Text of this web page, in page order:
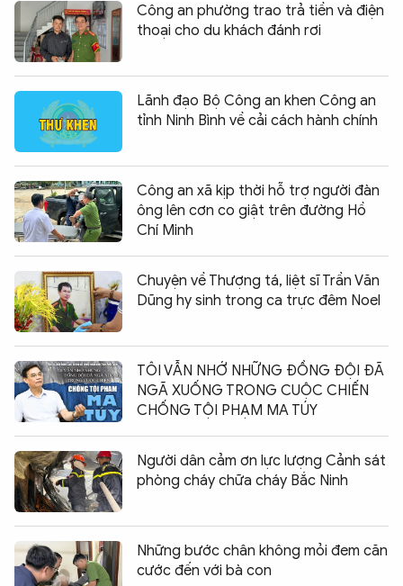
Công an phường trao trả tiền và điện
thoại cho du khách đánh rơi
Lãnh đạo Bộ Công an khen Công an
tỉnh Ninh Bình về cải cách hành chính
Công an xã kịp thời hỗ trợ người đàn
ông lên cơn co giật trên đường Hồ
Chí Minh
Chuyện về Thượng tá, liệt sĩ Trần Văn
Dũng hy sinh trong ca trực đêm Noel
TÔI VẪN NHỚ NHỮNG ĐỒNG ĐỘI ĐÃ
NGÃ XUỐNG TRONG CUỘC CHIẾN
CHỐNG TỘI PHẠM MA TÚY
Người dân cảm ơn lực lượng Cảnh sát
phòng cháy chữa cháy Bắc Ninh
Những bước chân không mỏi đem căn
cước đến với bà con